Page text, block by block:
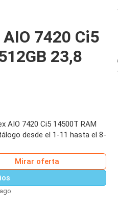
AIO 7420 Ci5
23,8
AIO 7420 Ci5 14500T RAM
desde el 1-11 hasta el 8-
Mirar oferta